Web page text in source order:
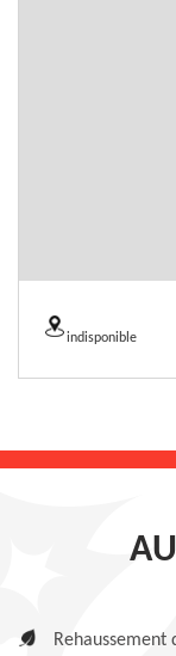
indisponible